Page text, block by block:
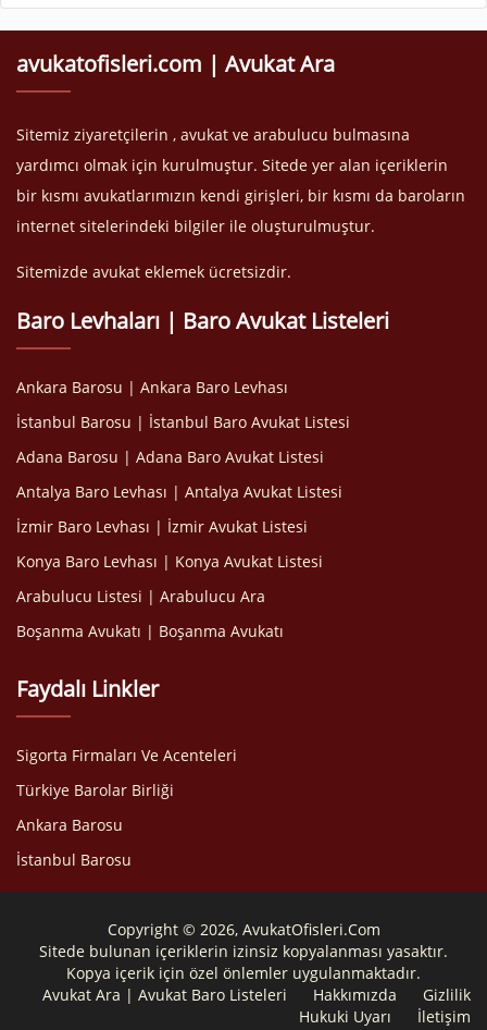
avukatofisleri.com | Avukat Ara
Sitemiz ziyaretçilerin , avukat ve arabulucu bulmasına
yardımcı olmak için kurulmuştur. Sitede yer alan içeriklerin
bir kısmı avukatlarımızın kendi girişleri, bir kısmı da baroların
internet sitelerindeki bilgiler ile oluşturulmuştur.
Sitemizde avukat eklemek ücretsizdir.
Baro Levhaları | Baro Avukat Listeleri
Ankara Barosu | Ankara Baro Levhası
İstanbul Barosu | İstanbul Baro Avukat Listesi
Adana Barosu | Adana Baro Avukat Listesi
Antalya Baro Levhası | Antalya Avukat Listesi
İzmir Baro Levhası | İzmir Avukat Listesi
Konya Baro Levhası | Konya Avukat Listesi
Arabulucu Listesi | Arabulucu Ara
Boşanma Avukatı | Boşanma Avukatı
Faydalı Linkler
Sigorta Firmaları Ve Acenteleri
Türkiye Barolar Birliği
Ankara Barosu
İstanbul Barosu
Copyright © 2026, AvukatOfisleri.Com
Sitede bulunan içeriklerin izinsiz kopyalanması yasaktır.
Kopya içerik için özel önlemler uygulanmaktadır.
Avukat Ara | Avukat Baro Listeleri
Hakkımızda
Gizlilik
Hukuki Uyarı
İletişim